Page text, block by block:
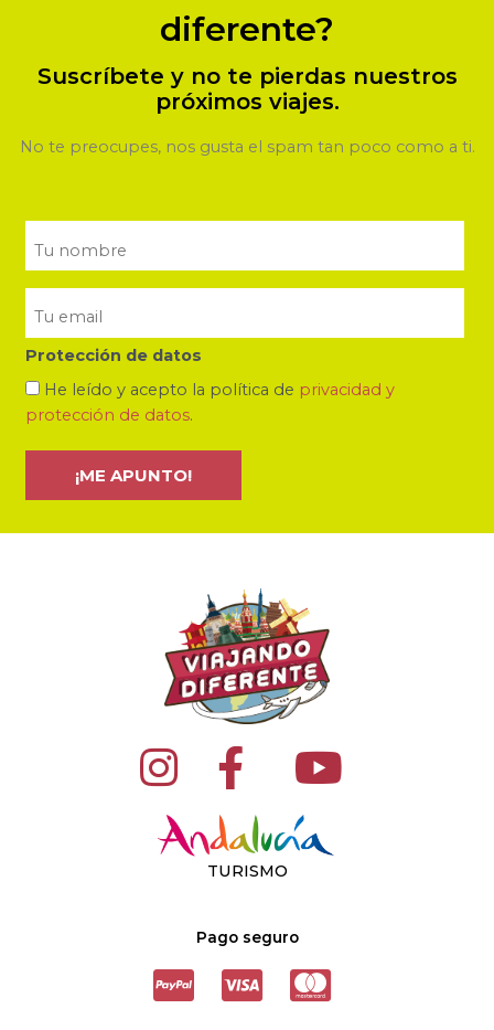
diferente?
Suscríbete y no te pierdas nuestros
próximos viajes.
No te preocupes, nos gusta el spam tan poco como a ti.
Protección de datos
He leído y acepto la política de privacidad y
protección de datos.
TURISMO
Pago seguro